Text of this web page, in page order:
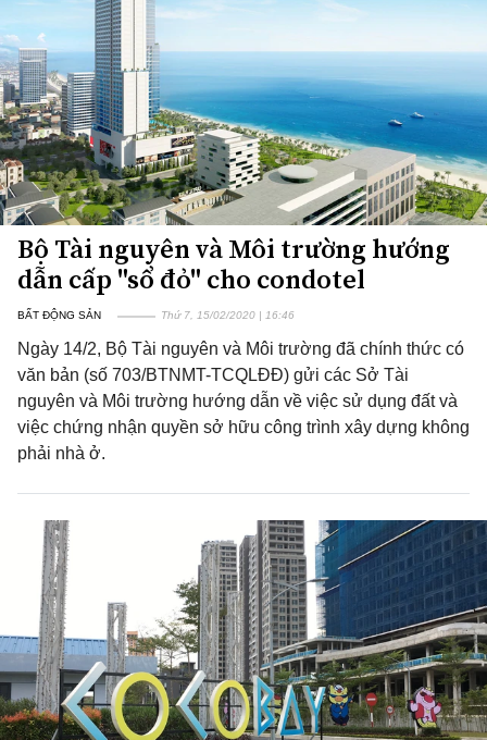
Bộ Tài nguyên và Môi trường hướng
dẫn cấp "sổ đỏ" cho condotel
BẤT ĐỘNG SẢN Thứ 7, 15/02/2020 | 16:46
Ngày 14/2, Bộ Tài nguyên và Môi trường đã chính thức có
văn bản (số 703/BTNMT-TCQLĐĐ) gửi các Sở Tài
nguyên và Môi trường hướng dẫn về việc sử dụng đất và
việc chứng nhận quyền sở hữu công trình xây dựng không
phải nhà ở.